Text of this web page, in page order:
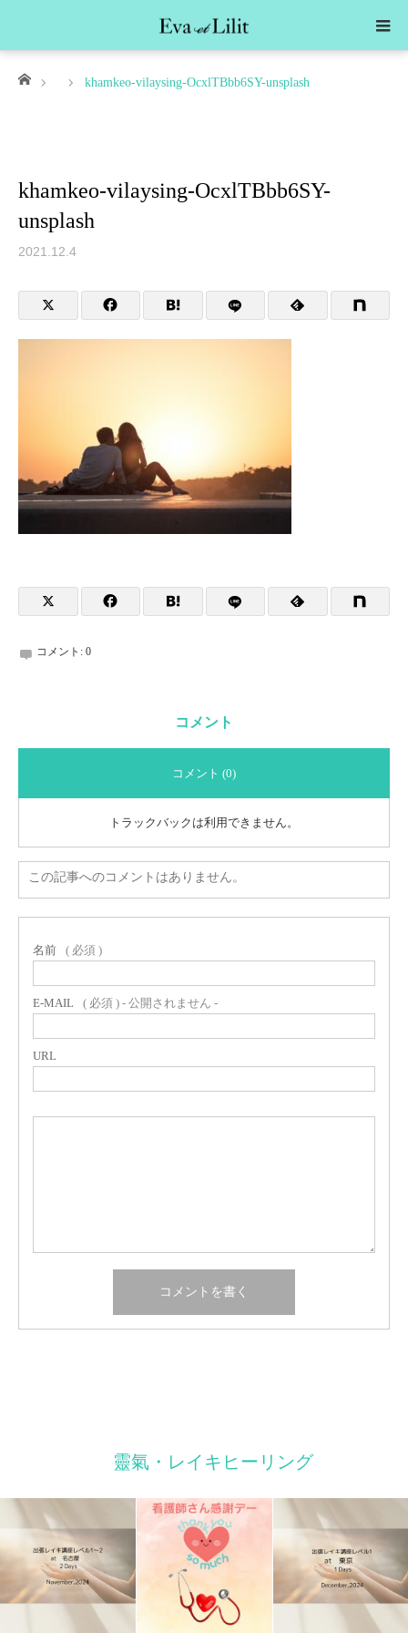
ホーム khamkeo-vilaysing-OcxlTBbb6SY-unsplash
khamkeo-vilaysing-OcxlTBbb6SY-
unsplash
2021.12.4
コメント: 0
コメント
コメント (0)
トラックバックは利用できません。
この記事へのコメントはありません。
名前 ( 必須 )
E-MAIL ( 必須 ) - 公開されません -
URL
靈氣・レイキヒーリング